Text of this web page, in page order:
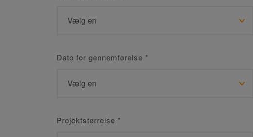
Dato for gennemførelse *
Projektstørrelse *